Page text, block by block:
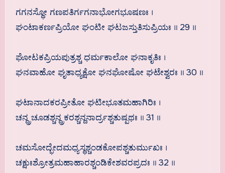
ಗಗನಸ್ಥೋ ಗಣಪತಿರ್ಗಗನಾಭೋಗಭೂಷಣಃ ।
ಘಂಟಾಕರ್ಣಪ್ರಿಯೋ ಘಂಟೀ ಘಟಜಸ್ತುತಿಸುಪ್ರಿಯಃ ॥ 29 ॥
ಘೋಟಕಪ್ರಿಯಪುತ್ರಶ್ಚ ಧರ್ಮಕಾಲೋ ಘನಾಕೃತಿಃ ।
ಘನವಾಹೋ ಘೃತಾಧ್ಯಕ್ಷೋ ಘನಘೋಷೋ ಘಟೇಶ್ವರಃ ॥ 30 ॥
ಘಟಾನಾದಕರಪ್ರೀತೋ ಘಟೀಭೂತಮಹಾಗಿರಿಃ ।
ಚನ್ದ್ರಚೂಡಶ್ಚನ್ದ್ರಕರಶ್ಚನ್ದನಾರ್ದ್ರಶ್ಚತುಷ್ಪಥಃ ॥ 31 ॥
ಚಮಸೋದ್ಭೇದಮಧ್ಯಸ್ಥಶ್ಚಂಡಕೋಪಶ್ಚತುರ್ಮುಖಃ ।
ಚಕ್ಷುಃಶ್ರೋತ್ರಮಹಾಹಾರಶ್ಚಂಡಿಕೇಶವರಪ್ರದಃ ॥ 32 ॥